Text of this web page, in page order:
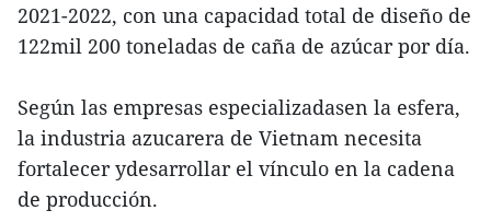
2021-2022, con una capacidad total de diseño de
122mil 200 toneladas de caña de azúcar por día.
Según las empresas especializadasen la esfera,
la industria azucarera de Vietnam necesita
fortalecer ydesarrollar el vínculo en la cadena
de producción.